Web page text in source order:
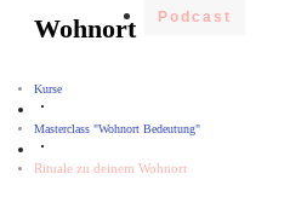
Podcast
Wohnort
Kurse
Masterclass "Wohnort Bedeutung"
Rituale zu deinem Wohnort